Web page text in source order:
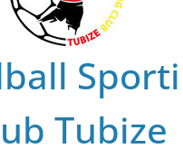
Tubize